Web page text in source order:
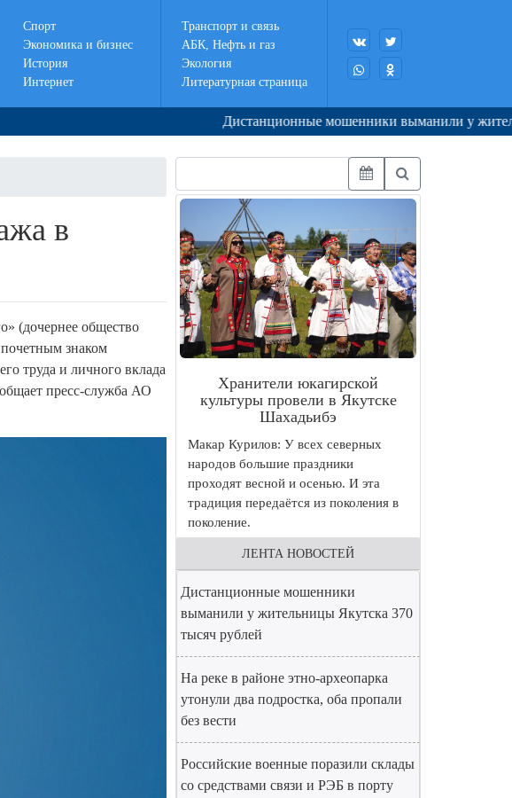
Спорт
Экономика и бизнес
История
Интернет
Транспорт и связь
АБК, Нефть и газ
Экология
Литературная страница
Дистанционные мошенники выманили у жительницы
в
(дочернее общество
знаком
труда и личного вклада
пресс-служба АО
Хранители юкагирской
культуры провели в Якутске
Шахадьибэ
Макар Курилов: У всех северных
народов большие праздники
проходят весной и осенью. И эта
традиция передаётся из поколения в
поколение.
ЛЕНТА НОВОСТЕЙ
Дистанционные мошенники
выманили у жительницы Якутска 370
тысяч рублей
На реке в районе этно-археопарка
утонули два подростка, оба пропали
без вести
Российские военные поразили склады
со средствами связи и РЭБ в порту